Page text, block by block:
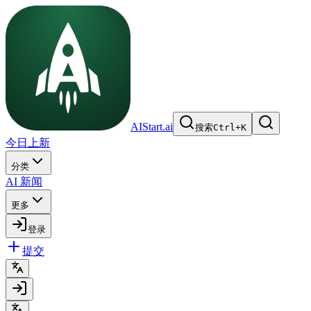
AIStart.ai 搜索Ctrl+K
今日上新
分类
AI 新闻
更多
登录
提交